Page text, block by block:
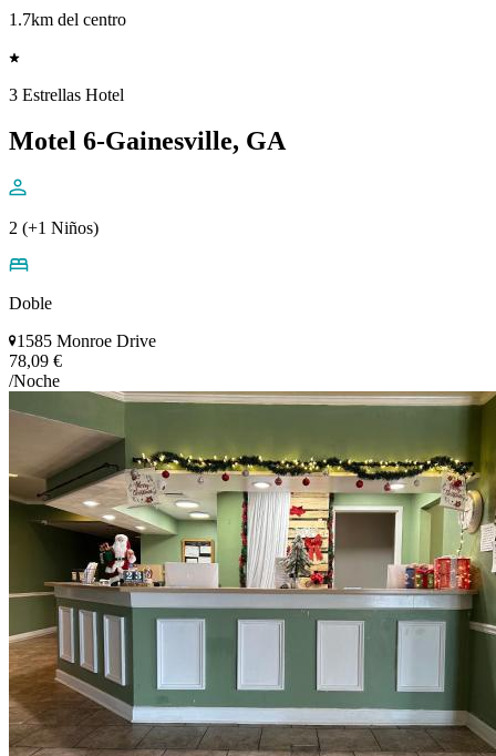
1.7km del centro
3 Estrellas Hotel
Motel 6-Gainesville, GA
2 (+1 Niños)
Doble
1585 Monroe Drive
78,09 €
/Noche